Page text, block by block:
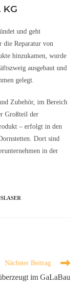
KG
und geht
die Reparatur von
hinzukamen, wurde
ausgebaut und
gelegt.
Zubehör, im Bereich
Großteil der
– erfolgt in den
Dort sind
in der
Nächster Beitrag
im GaLaBau